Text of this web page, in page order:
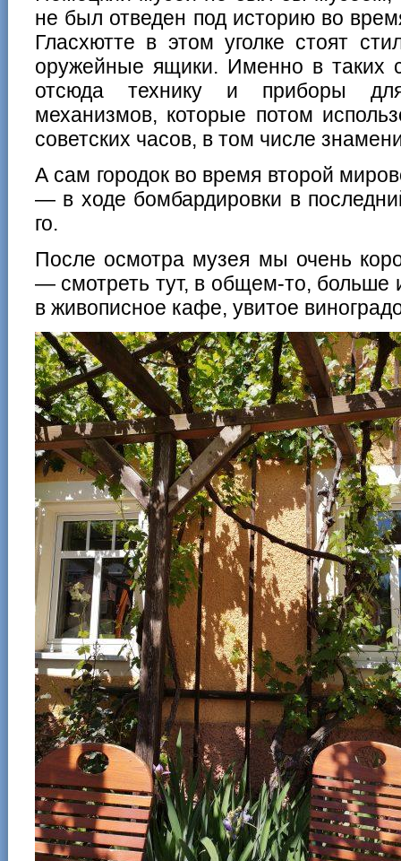
не был отведен под историю во
Гласхютте в этом уголке стоят
оружейные ящики. Именно в таких
отсюда технику и приборы для
механизмов, которые потом
советских часов, в том числе
А сам городок во время второй
— в ходе бомбардировки в
го.
После осмотра музея мы очень
— смотреть тут, в общем-то, больше
в живописное кафе, увитое